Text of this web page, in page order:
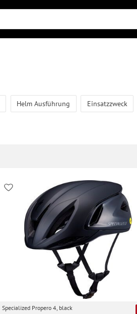
Helm Ausführung Einsatzzweck
Specialized Propero 4, black